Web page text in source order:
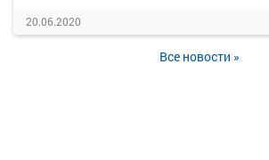
20.06.2020
Все новости »